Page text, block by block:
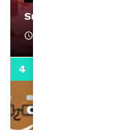
Support Black